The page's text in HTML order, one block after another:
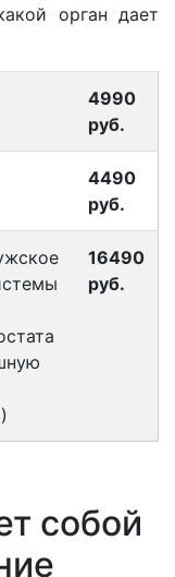
орган дает
4990
руб.
4490
руб.
16490
руб.
собой